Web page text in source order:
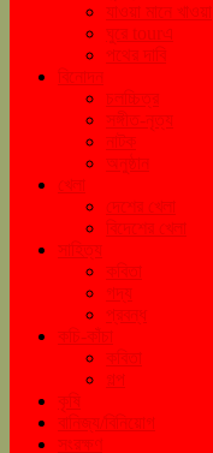
যাওয়া মানে খাওয়া
ঘুরে tourএ
পথের দাবি
বিনোদন
চলচ্চিত্র
সঙ্গীত-নৃত্য
নাটক
অনুষ্ঠান
খেলা
দেশের খেলা
বিদেশের খেলা
সাহিত্য
কবিতা
গদ্য
প্রবন্ধ
কচি-কাঁচা
কবিতা
গল্প
কৃষি
বানিজ্য/বিনিয়োগ
সংরক্ষণ